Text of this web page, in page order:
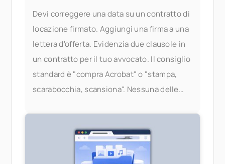
Devi correggere una data su un contratto di
locazione firmato. Aggiungi una firma a una
lettera d'offerta. Evidenzia due clausole in
un contratto per il tuo avvocato. Il consiglio
standard è "compra Acrobat" o "stampa,
scarabocchia, scansiona". Nessuna delle